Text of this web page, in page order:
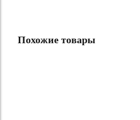
Похожие товары